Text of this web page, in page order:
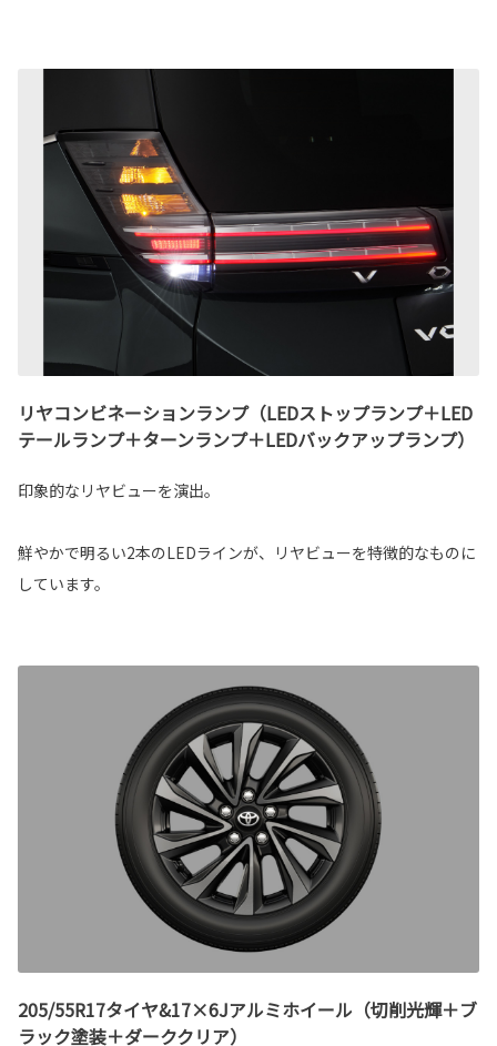
リヤコンビネーションランプ（LEDストップランプ＋LED
テールランプ＋ターンランプ＋LEDバックアップランプ）
印象的なリヤビューを演出。
鮮やかで明るい2本のLEDラインが、リヤビューを特徴的なものに
しています。
205/55R17タイヤ&17×6Jアルミホイール（切削光輝＋ブ
ラック塗装＋ダーククリア）